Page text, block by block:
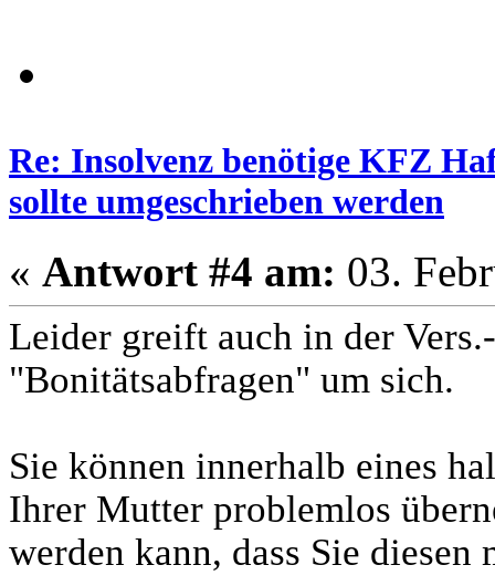
Re: Insolvenz benötige KFZ
sollte umgeschrieben werden
« Antwort #4 am: 03.
Leider greift auch in der
"Bonitätsabfragen" um sich.
Sie können innerhalb eines
Ihrer Mutter problemlos
werden kann, dass Sie diesen